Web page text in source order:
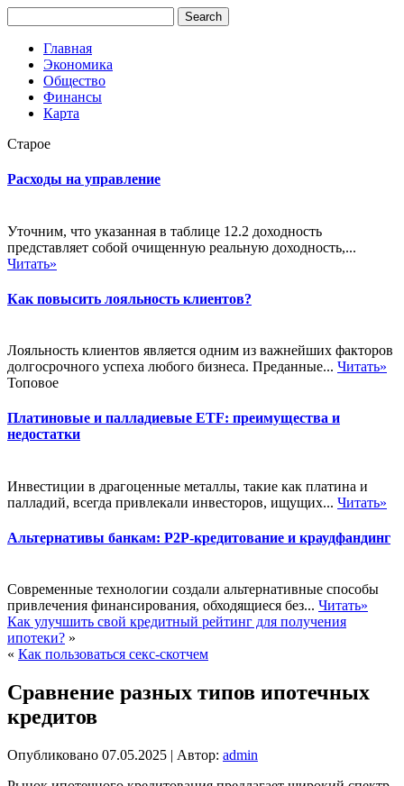
Главная
Экономика
Общество
Финансы
Карта
Старое
Расходы на управление
Уточним, что указанная в таблице 12.2 доходность
представляет собой очищенную реальную доходность,...
Читать»
Как повысить лояльность клиентов?
Лояльность клиентов является одним из важнейших факторов
долгосрочного успеха любого бизнеса. Преданные... Читать»
Топовое
Платиновые и палладиевые ETF: преимущества и
недостатки
Инвестиции в драгоценные металлы, такие как платина и
палладий, всегда привлекали инвесторов, ищущих... Читать»
Альтернативы банкам: P2P-кредитование и краудфандинг
Современные технологии создали альтернативные способы
привлечения финансирования, обходящиеся без... Читать»
Как улучшить свой кредитный рейтинг для получения
ипотеки? »
« Как пользоваться секс-скотчем
Сравнение разных типов ипотечных
кредитов
Опубликовано 07.05.2025 | Автор: admin